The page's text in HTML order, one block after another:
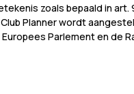
zoals bepaald in
Planner wordt
Parlement en de